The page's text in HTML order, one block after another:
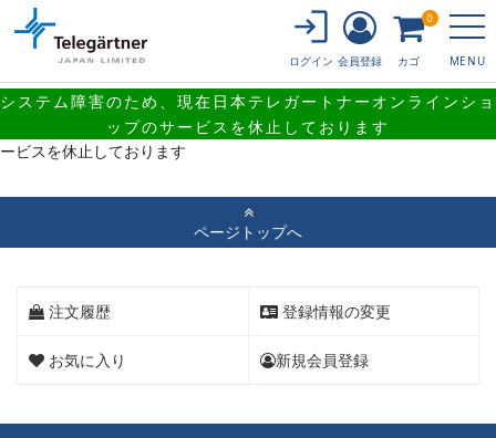
システム障害のため、現在日本テレガートナーオンラインショ
ップのサービスを休止しております
MENU
ログイン 会員登録 カゴ
0
システム障害のため、現在日本テレガートナーオンラインショップのサ
ービスを休止しております
ページトップへ
注文履歴 登録情報の変更
お気に入り 新規会員登録